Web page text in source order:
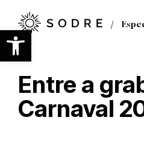
Abrir barra de
contenido
principal
Entre a
Carnaval